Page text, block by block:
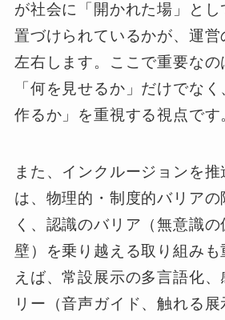
が社会に「開かれた場」と
置づけられているかが、運営
左右します。ここで重要なの
「何を見せるか」だけでな
作るか」を重視する視点です
また、インクルージョンを
は、物理的・制度的バリアの
く、認識のバリア（無意識
壁）を乗り越える取り組みも
えば、常設展示の多言語化
リー（音声ガイド、触れる